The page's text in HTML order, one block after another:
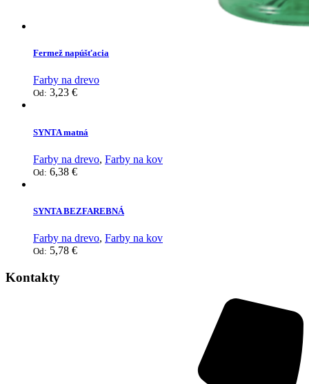
Fermež napúšťacia
Farby na drevo
Od: 3,23 €
SYNTA matná
Farby na drevo, Farby na kov
Od: 6,38 €
SYNTA BEZFAREBNÁ
Farby na drevo, Farby na kov
Od: 5,78 €
Kontakty